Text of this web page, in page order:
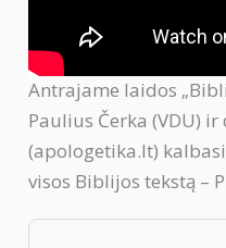
Antrajame laidos
Paulius Čerka (VDU)
(apologetika.lt)
visos Biblijos tekstą –